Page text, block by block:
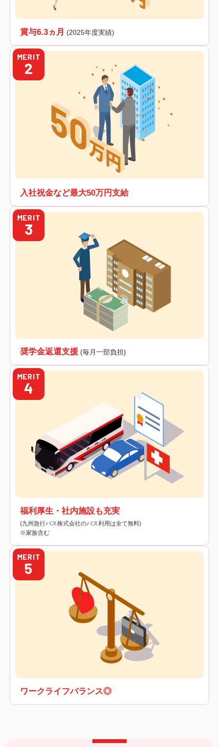
賞与6.3ヵ月 (2025年度実績)
MERIT
2
入社祝金など最大50万円支給
MERIT
3
奨学金返還支援 (毎月一部負担)
MERIT
4
福利厚生・社内施設も充実
(九州急行バス株式会社のバス利用は全て無料)
※家族含む
MERIT
5
ワークライフバランス◎